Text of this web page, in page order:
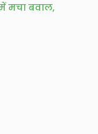
मचा बवाल,